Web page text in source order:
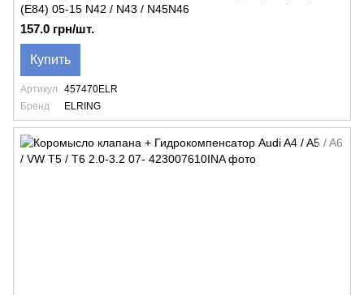
(E84) 05-15 N42 / N43 / N45N46
157.0 грн/шт.
Купить
Артикул
457470ELR
Бренд
ELRING